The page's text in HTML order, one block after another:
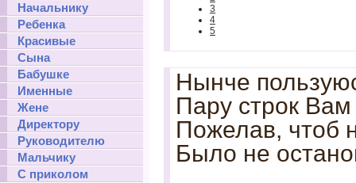
Начальнику
Ребенка
Красивые
Сына
Бабушке
Именные
Жене
Директору
Руководителю
Мальчику
С приколом
3
4
5
Нынче
Пару строк Вам
Пожелав, чтоб
Было не